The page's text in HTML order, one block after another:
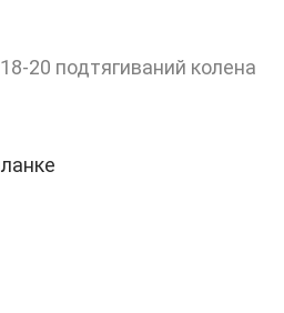
18-20 подтягиваний колена